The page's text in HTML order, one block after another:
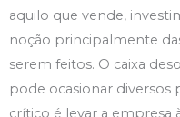
aquilo que vende,
noção principalmente
serem feitos. O caixa
pode ocasionar diversos
crítico é levar a empresa